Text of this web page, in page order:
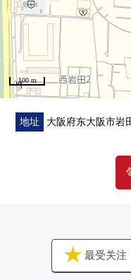
100 m
地址 大阪府东大阪市岩
最受关注